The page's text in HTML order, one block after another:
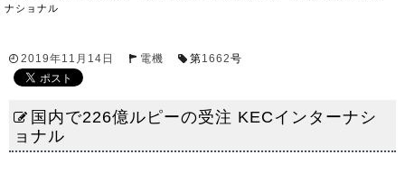
ナショナル
2019年11月14日 電機 第1662号
国内で226億ルピーの受注 KECインターナシ
ョナル